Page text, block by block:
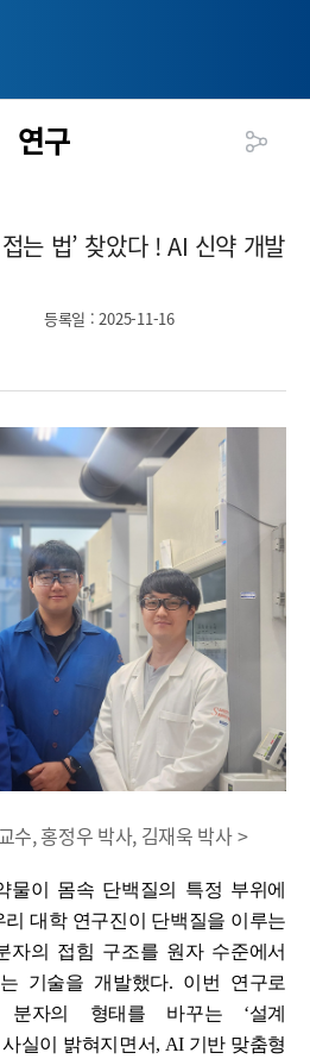
연구
는 법’ 찾았다 ! AI 신약 개발
등록일 : 2025-11-16
수, 홍정우 박사, 김재욱 박사 >
물이 몸속 단백질의 특정 부위에
대학 연구진이 단백질을 이루는
자의 접힘 구조를 원자 수준에서
기술을 개발했다. 이번 연구로
자의 형태를 바꾸는 ‘설계
실이 밝혀지면서, AI 기반 맞춤형